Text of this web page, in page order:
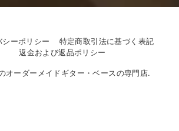
シーポリシー
特定商取引法に基づく表記
返金および返品ポリシー
オーダーメイドギター・ベースの専門店.